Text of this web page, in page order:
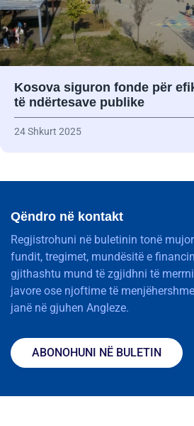
Kosova siguron fonde për
të ndërtesave publike
24 Shkurt 2025
Qëndro në kontakt
Regjistrohuni në buletinin tonë
fundit, tregimet, mundësitë e
gjithashtu mund të zgjidhni të
javore ose njoftime të
janë në gjuhen Angleze.
ABONOHUNI NË BULETIN